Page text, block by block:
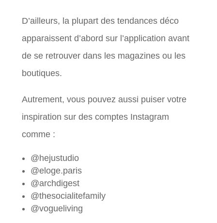
D’ailleurs, la plupart des tendances déco
apparaissent d’abord sur l’application avant
de se retrouver dans les magazines ou les
boutiques.
Autrement, vous pouvez aussi puiser votre
inspiration sur des comptes Instagram
comme :
@hejustudio
@eloge.paris
@archdigest
@thesocialitefamily
@vogueliving